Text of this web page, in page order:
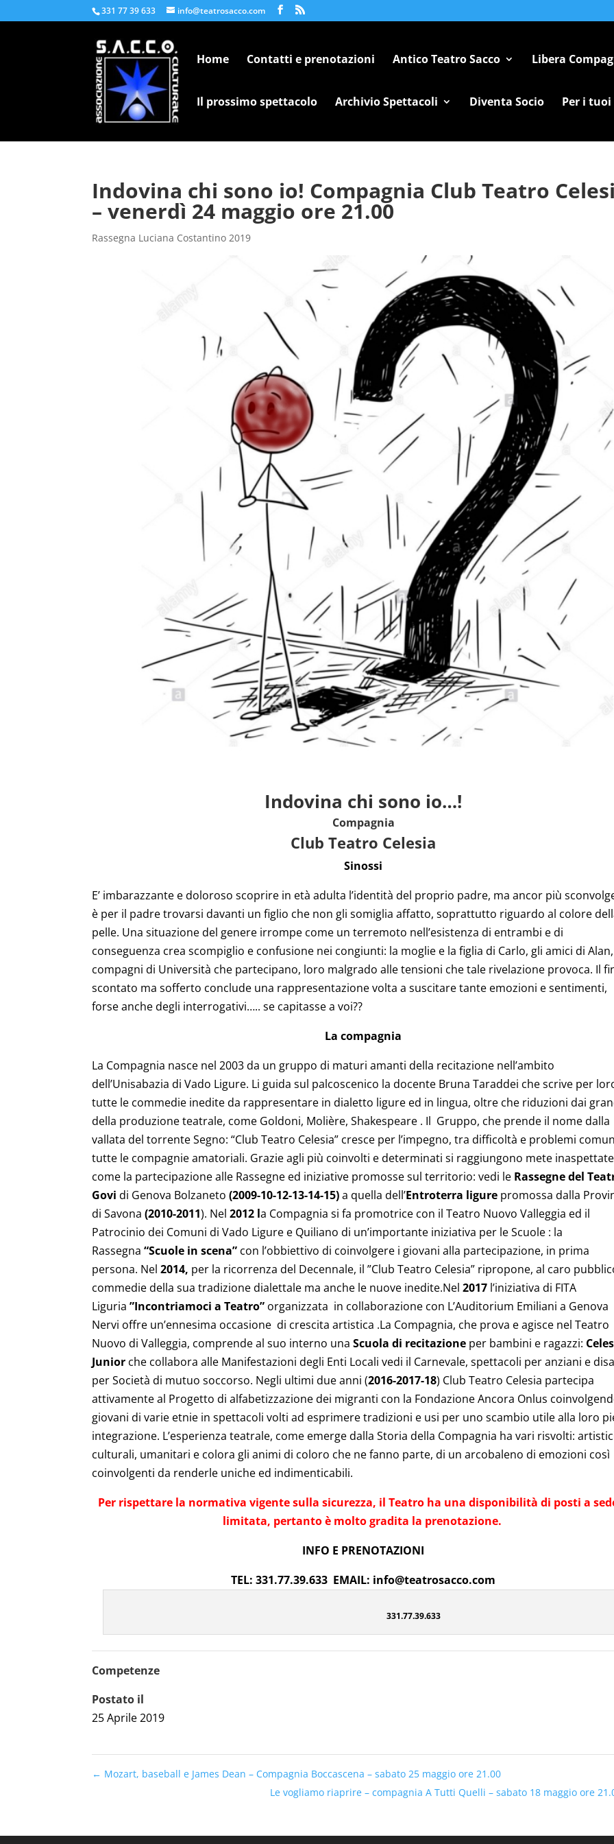
331 77 39 633 info@teatrosacco.com
Home Contatti e prenotazioni Antico Teatro Sacco Libera
Il prossimo spettacolo Archivio Spettacoli Diventa Socio Per i
Indovina chi sono io! Compagnia Club Teatro
– venerdì 24 maggio ore 21.00
Rassegna Luciana Costantino 2019
Indovina chi sono io…!
Compagnia
Club Teatro Celesia
Sinossi
E’ imbarazzante e doloroso scoprire in età adulta l’identità del proprio padre, ma ancor più
è per il padre trovarsi davanti un figlio che non gli somiglia affatto, soprattutto riguardo al colore
pelle. Una situazione del genere irrompe come un terremoto nell’esistenza di entrambi e di
conseguenza crea scompiglio e confusione nei congiunti: la moglie e la figlia di Carlo, gli amici di Alan,
compagni di Università che partecipano, loro malgrado alle tensioni che tale rivelazione provoca. Il
scontato ma sofferto conclude una rappresentazione volta a suscitare tante emozioni e sentimenti,
forse anche degli interrogativi….. se capitasse a voi??
La compagnia
La Compagnia nasce nel 2003 da un gruppo di maturi amanti della recitazione nell’ambito
dell’Unisabazia di Vado Ligure. Li guida sul palcoscenico la docente Bruna Taraddei che scrive per
tutte le commedie inedite da rappresentare in dialetto ligure ed in lingua, oltre che riduzioni dai
della produzione teatrale, come Goldoni, Molière, Shakespeare . Il Gruppo, che prende il nome dalla
vallata del torrente Segno: “Club Teatro Celesia” cresce per l’impegno, tra difficoltà e problemi
tutte le compagnie amatoriali. Grazie agli più coinvolti e determinati si raggiungono mete inaspettate
come la partecipazione alle Rassegne ed iniziative promosse sul territorio: vedi le Rassegne del
Govidi Genova Bolzaneto(2009-10-12-13-14-15)a quella dell’Entroterra ligure promossa dalla
di Savona(2010-2011). Nel2012 la Compagnia si fa promotrice con il Teatro Nuovo Valleggia ed il
Patrocinio dei Comuni di Vado Ligure e Quiliano di un’importante iniziativa per le Scuole : la
Rassegna“Scuole in scena” con l’obbiettivo di coinvolgere i giovani alla partecipazione, in prima
persona. Nel2014, per la ricorrenza del Decennale, il ”Club Teatro Celesia” ripropone, al caro
commedie della sua tradizione dialettale ma anche le nuove inedite.Nel2017 l’iniziativa di FITA
Liguria”Incontriamoci a Teatro” organizzata in collaborazione con L’Auditorium Emiliani a Genova
Nervi offre un’ennesima occasione di crescita artistica .La Compagnia, che prova e agisce nel Teatro
Nuovo di Valleggia, comprende al suo interno unaScuola di recitazione per bambini e ragazzi:
Junior che collabora alle Manifestazioni degli Enti Locali vedi il Carnevale, spettacoli per anziani e
per Società di mutuo soccorso. Negli ultimi due anni (2016-2017-18) Club Teatro Celesia partecipa
attivamente al Progetto di alfabetizzazione dei migranti con la Fondazione Ancora Onlus
giovani di varie etnie in spettacoli volti ad esprimere tradizioni e usi per uno scambio utile alla loro
integrazione. L’esperienza teatrale, come emerge dalla Storia della Compagnia ha vari risvolti:
culturali, umanitari e colora gli animi di coloro che ne fanno parte, di un arcobaleno di emozioni così
coinvolgenti da renderle uniche ed indimenticabili.
Per rispettare la normativa vigente sulla sicurezza, il Teatro ha una disponibilità di posti a
limitata, pertanto è molto gradita la prenotazione.
INFO E PRENOTAZIONI
TEL: 331.77.39.633 EMAIL: info@teatrosacco.com
331.77.39.633
Competenze
Postato il
25 Aprile 2019
← Mozart, baseball e James Dean – Compagnia Boccascena – sabato 25 maggio ore 21.00
Le vogliamo riaprire – compagnia A Tutti Quelli – sabato 18 maggio ore